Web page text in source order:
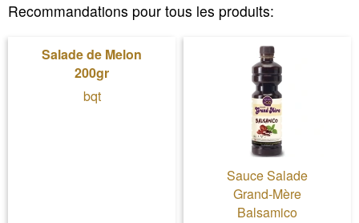
Recommandations pour tous les produits:
Salade de Melon
200gr
bqt
Sauce Salade
Grand-Mère
Balsamico